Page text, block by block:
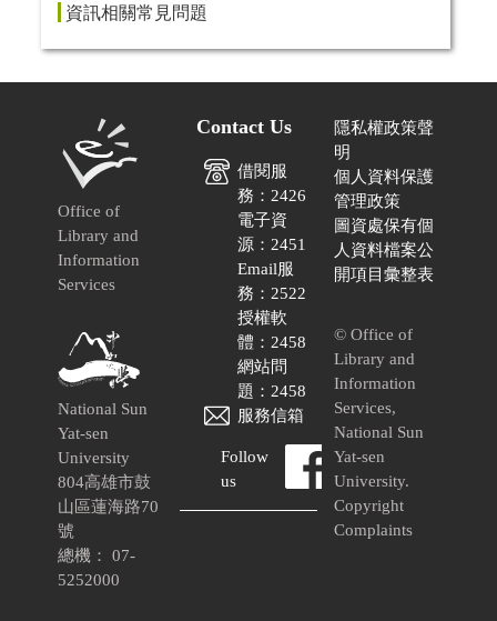
資訊相關常見問題
Office of
Library and
Information
Services
National Sun
Yat-sen
University
804高雄市鼓
山區蓮海路70
號
總機： 07-
5252000
Contact Us
借閱服
務：2426
電子資
源：2451
Email服
務：2522
授權軟
體：2458
網站問
題：2458
服務信箱
Follow
us
隱私權政策聲
明
個人資料保護
管理政策
圖資處保有個
人資料檔案公
開項目彙整表
© Office of
Library and
Information
Services,
National Sun
Yat-sen
University.
Copyright
Complaints